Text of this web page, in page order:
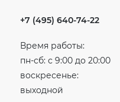
+7 (495) 640-74-22
Время работы:
пн-сб: с 9:00 до 20:00
воскресенье:
выходной